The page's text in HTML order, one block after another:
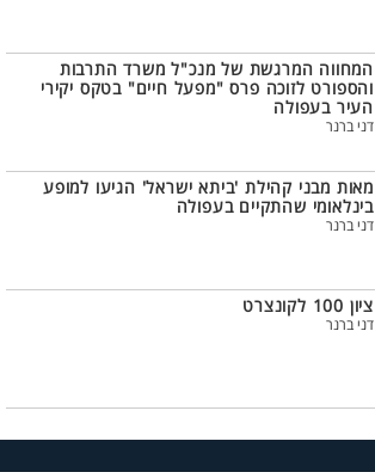
המחווה המרגשת של מנכ"ל משרד התרבות
והספורט לזוכה פרס "מפעל חיים" בטקס יקירי
העיר בעפולה
דני ברנר
מאות מבני קהילת 'ביתא ישראל' הגיעו למופע
בינלאומי שהתקיים בעפולה
דני ברנר
ציון 100 לקונצרט
דני ברנר